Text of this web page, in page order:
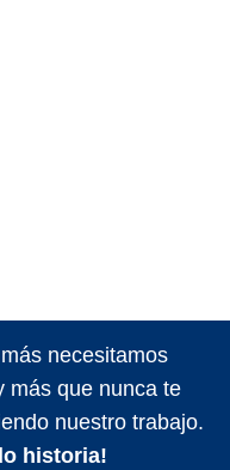
necesitamos
más que nunca te
nuestro trabajo.
historia!